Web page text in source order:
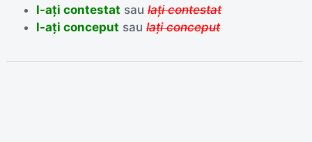
l-ați contestat saulați contestat
l-ați conceput saulați conceput